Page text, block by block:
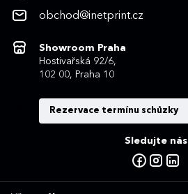
obchod@inetprint.cz
Showroom Praha
Hostivařská 92/6,
102 00, Praha 10
Rezervace termínu schůzky
Sledujte nás